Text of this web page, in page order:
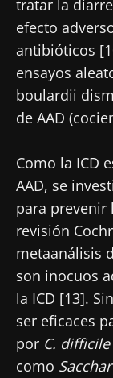
tratar la
efecto
antibióticos
ensayos
boulardii
de AAD
Como la ICD
AAD, se
para prevenir
revisión
metaanálisis
son inocuos
la ICD [13].
ser eficaces
por C. difficile
como